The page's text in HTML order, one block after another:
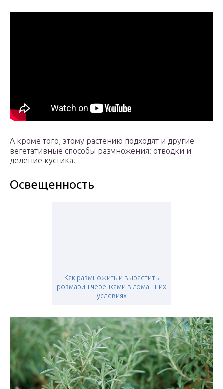
А кроме того, этому растению подходят и другие
вегетативные способы размножения: отводки и
деление кустика.
Освещенность
Как размножить и вырастить
розмарин черенками в домашних
условиях